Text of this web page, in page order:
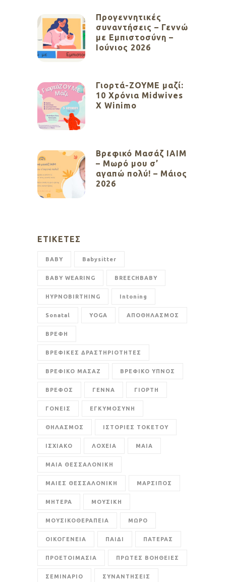
Προγεννητικές
συναντήσεις – Γεννώ
με Εμπιστοσύνη –
Ιούνιος 2026
Γιορτά-ΖΟΥΜΕ μαζί:
10 Χρόνια Midwives
X Winimo
Βρεφικό Μασάζ ΙΑΙΜ
– Μωρό μου σ’
αγαπώ πολύ! – Μάιος
2026
ΕΤΙΚΈΤΕΣ
BABY Babysitter
BABY WEARING BREECHBABY
HYPNOBIRTHING Intoning
Sonatal YOGA ΑΠΟΘΗΛΑΣΜΟΣ
ΒΡΕΦΗ
ΒΡΕΦΙΚΕΣ ΔΡΑΣΤΗΡΙΟΤΗΤΕΣ
ΒΡΕΦΙΚΟ ΜΑΣΑΖ ΒΡΕΦΙΚΟ ΥΠΝΟΣ
ΒΡΕΦΟΣ ΓΕΝΝΑ ΓΙΟΡΤΗ
ΓΟΝΕΙΣ ΕΓΚΥΜΟΣΥΝΗ
ΘΗΛΑΣΜΟΣ ΙΣΤΟΡΙΕΣ ΤΟΚΕΤΟΥ
ΙΣΧΙΑΚΟ ΛΟΧΕΙΑ ΜΑΙΑ
ΜΑΙΑ ΘΕΣΣΑΛΟΝΙΚΗ
ΜΑΙΕΣ ΘΕΣΣΑΛΟΝΙΚΗ ΜΑΡΣΙΠΟΣ
ΜΗΤΕΡΑ ΜΟΥΣΙΚΗ
ΜΟΥΣΙΚΟΘΕΡΑΠΕΙΑ ΜΩΡΟ
ΟΙΚΟΓΕΝΕΙΑ ΠΑΙΔΙ ΠΑΤΕΡΑΣ
ΠΡΟΕΤΟΙΜΑΣΙΑ ΠΡΩΤΕΣ ΒΟΗΘΕΙΕΣ
ΣΕΜΙΝΑΡΙΟ ΣΥΝΑΝΤΗΣΕΙΣ